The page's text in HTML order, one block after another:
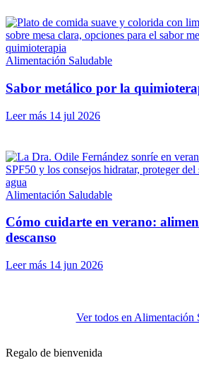
Alimentación Saludable
Sabor metálico por la
Leer más 14 jul 2026
Alimentación Saludable
Cómo cuidarte en verano:
descanso
Leer más 14 jun 2026
Ver todos en Alimentación
Regalo de bienvenida